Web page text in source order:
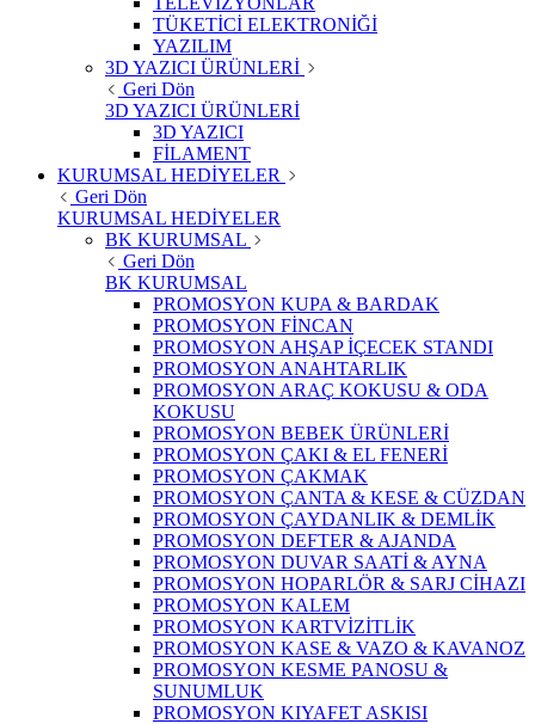
TÜKETİCİ ELEKTRONİĞİ
YAZILIM
3D YAZICI ÜRÜNLERİ
Geri Dön
3D YAZICI ÜRÜNLERİ
3D YAZICI
FİLAMENT
KURUMSAL HEDİYELER
Geri Dön
KURUMSAL HEDİYELER
BK KURUMSAL
Geri Dön
BK KURUMSAL
PROMOSYON KUPA & BARDAK
PROMOSYON FİNCAN
PROMOSYON AHŞAP İÇECEK STANDI
PROMOSYON ANAHTARLIK
PROMOSYON ARAÇ KOKUSU & ODA
KOKUSU
PROMOSYON BEBEK ÜRÜNLERİ
PROMOSYON ÇAKI & EL FENERİ
PROMOSYON ÇAKMAK
PROMOSYON ÇANTA & KESE & CÜZDAN
PROMOSYON ÇAYDANLIK & DEMLİK
PROMOSYON DEFTER & AJANDA
PROMOSYON DUVAR SAATİ & AYNA
PROMOSYON HOPARLÖR & SARJ CİHAZI
PROMOSYON KALEM
PROMOSYON KARTVİZİTLİK
PROMOSYON KASE & VAZO & KAVANOZ
PROMOSYON KESME PANOSU &
SUNUMLUK
PROMOSYON KIYAFET ASKISI